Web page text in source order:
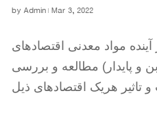
by Admin|Mar 3, 2022
مواد معدنی اقتصادهای
و پایدار) مطالعه و بررسی